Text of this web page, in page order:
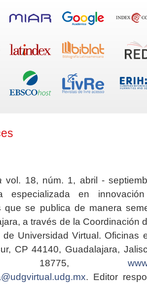
vol. 18, núm. 1, abril -
especializada en
que se publica de manera
a través de la Coordinación
de Universidad Virtual. Oficinas
CP 44140, Guadalajara,
18775,
. Editor